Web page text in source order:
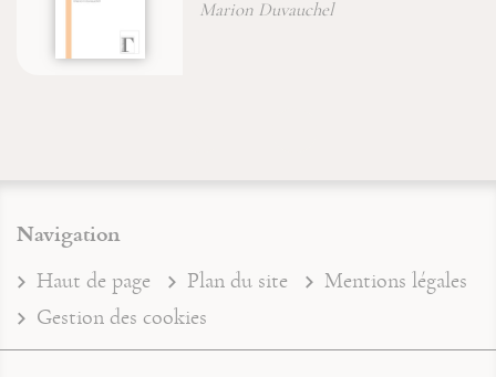
Marion Duvauchel
Navigation
Haut de page Plan du site
Mentions légales
Gestion des cookies